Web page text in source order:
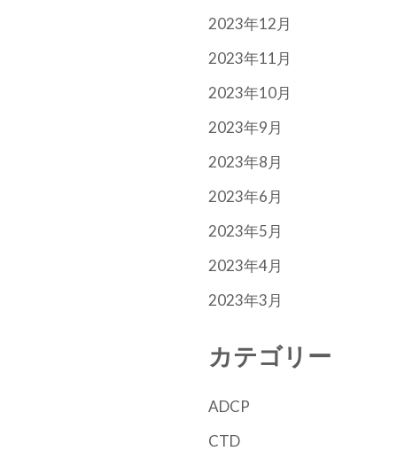
2023年12月
2023年11月
2023年10月
2023年9月
2023年8月
2023年6月
2023年5月
2023年4月
2023年3月
カテゴリー
ADCP
CTD